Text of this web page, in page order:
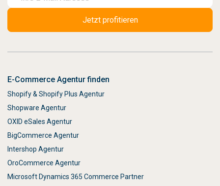
E-Commerce Agentur finden
Shopify & Shopify Plus Agentur
Shopware Agentur
OXID eSales Agentur
BigCommerce Agentur
Intershop Agentur
OroCommerce Agentur
Microsoft Dynamics 365 Commerce Partner